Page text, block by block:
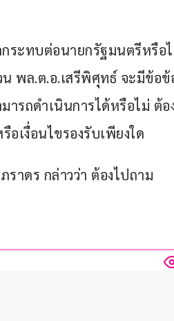
กระทบต่อนายกรัฐมนตรีหรือ
พล.ต.อ.เสรีพิศุทธ์ จะมีข้อข้
รถดำเนินการได้หรือไม่ ต้อ
เงื่อนไขรองรับเพียงใด
ราดร กล่าวว่า ต้องไปถาม